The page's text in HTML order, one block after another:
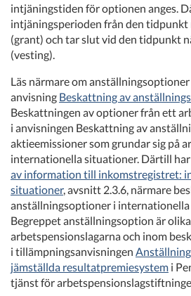
intjäningstiden för optionen anges.
intjäningsperioden från den
(grant) och tar slut vid den tidpunkt
(vesting).
Läs närmare om
anvisning Beskattning av
Beskattningen av optioner från ett
i anvisningen Beskattning av
aktieemissioner som grundar sig på
internationella situationer. Därtill
av information till inkomstregistret:
situationer, avsnitt 2.3.6, närmare
anställningsoptioner i
Begreppet anställningsoption är
arbetspensionslagarna och inom
i tillämpningsanvisningen
jämställda resultatpremiesystem i
tjänst för